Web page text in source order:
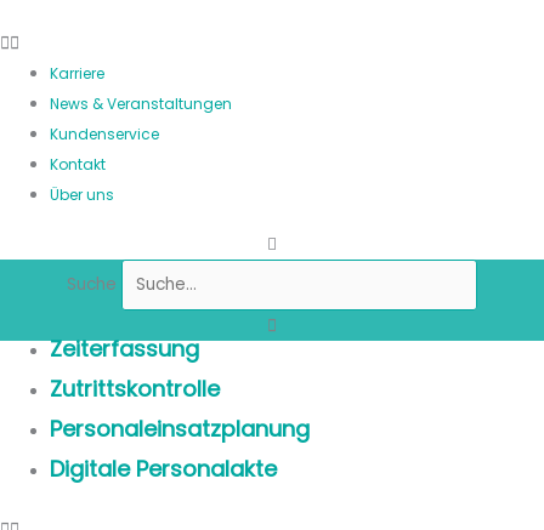
Karriere
News & Veranstaltungen
Kundenservice
Kontakt
Über uns
Suche
Zeiterfassung
Zutrittskontrolle
Personaleinsatzplanung
Digitale Personalakte